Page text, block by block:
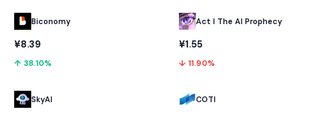
Biconomy
¥8.39
↑ 38.10%
SkyAI
Act I The AI Prophecy
¥1.55
↓ 11.90%
COTI